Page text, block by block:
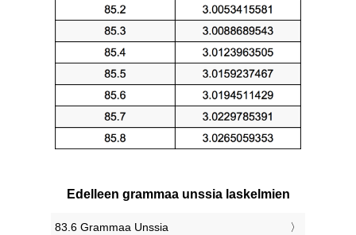
Edelleen grammaa unssia laskelmien
83.6 Grammaa Unssia